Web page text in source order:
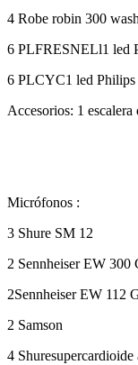
4 Robe robin 300
6 PLFRESNELl1 led
6 PLCYC1 led Philips
Accesorios: 1 escalera
Micrófonos :
3 Shure SM 12
2 Sennheiser EW 300
2Sennheiser EW 112
2 Samson
4 Shuresupercardioide